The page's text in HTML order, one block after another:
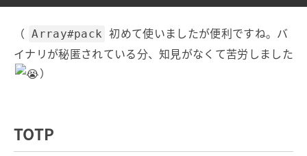
（ Array#pack 初めて使いましたが便利ですね。バ
イナリが秘匿されている分、知見がなくて苦労しました
）
TOTP